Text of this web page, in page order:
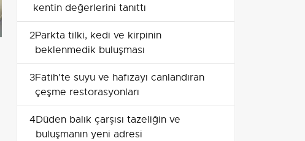
kentin değerlerini tanıttı
2Parkta tilki, kedi ve kirpinin
beklenmedik buluşması
3Fatih'te suyu ve hafızayı canlandıran
çeşme restorasyonları
4Düden balık çarşısı tazeliğin ve
buluşmanın yeni adresi